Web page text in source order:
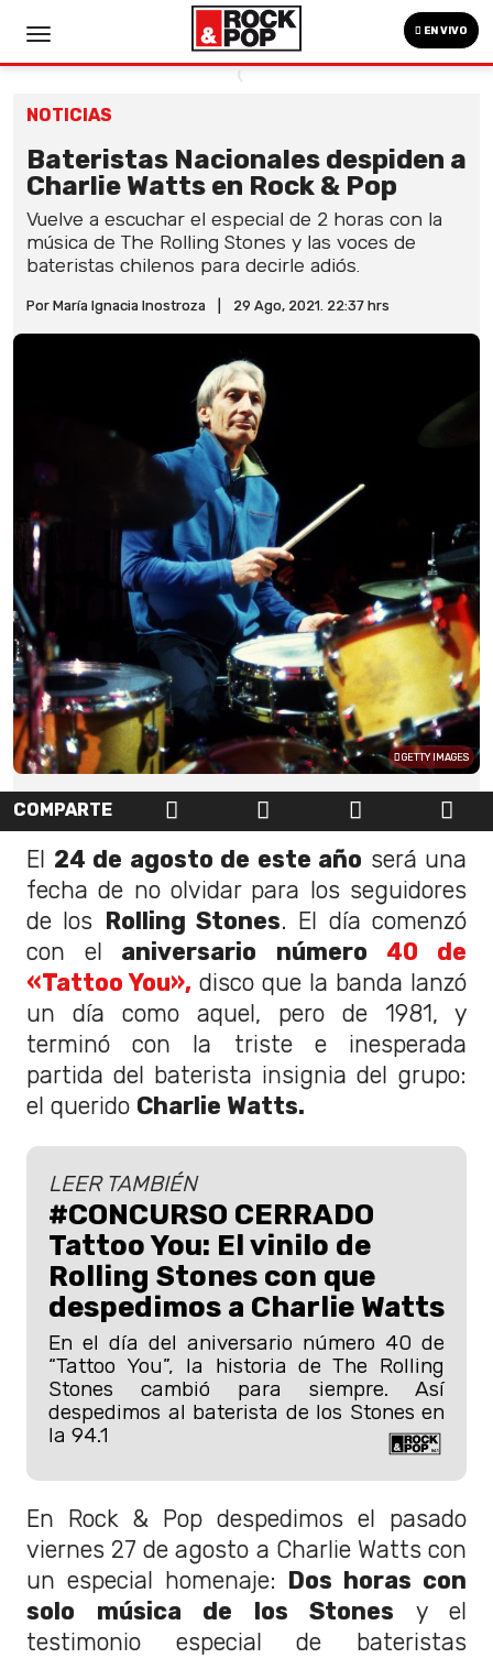
EN VIVO
NOTICIAS
Bateristas Nacionales despiden a
Charlie Watts en Rock & Pop
Vuelve a escuchar el especial de 2 horas con la
música de The Rolling Stones y las voces de
bateristas chilenos para decirle adiós.
Por María Ignacia Inostroza 29 Ago, 2021. 22:37 hrs
GETTY IMAGES
COMPARTE
El 24 de agosto de este año será una
fecha de no olvidar para los seguidores
de los Rolling Stones. El día comenzó
con el aniversario número 40 de
«Tattoo You», disco que la banda lanzó
un día como aquel, pero de 1981, y
terminó con la triste e inesperada
partida del baterista insignia del grupo:
el querido Charlie Watts.
LEER TAMBIÉN
#CONCURSO CERRADO
Tattoo You: El vinilo de
Rolling Stones con que
despedimos a Charlie Watts
En el día del aniversario número 40 de
“Tattoo You”, la historia de The Rolling
Stones cambió para siempre. Así
despedimos al baterista de los Stones en
la 94.1
En Rock & Pop despedimos el pasado
viernes 27 de agosto a Charlie Watts con
un especial homenaje: Dos horas con
solo música de los Stones y el
testimonio especial de bateristas